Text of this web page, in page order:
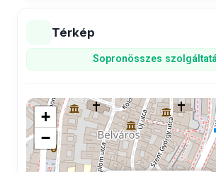
Térkép
Sopronösszes
+
−